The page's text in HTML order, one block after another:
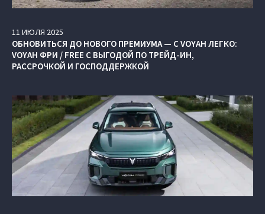
11 ИЮЛЯ 2025
ОБНОВИТЬСЯ ДО НОВОГО ПРЕМИУМА — С VOYAH ЛЕГКО:
VOYAH ФРИ / FREE С ВЫГОДОЙ ПО ТРЕЙД-ИН,
РАССРОЧКОЙ И ГОСПОДДЕРЖКОЙ